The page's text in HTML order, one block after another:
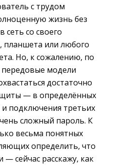
с трудом
жизнь без
со своего
планшета или любого
Но, к сожалению, по
модели
достаточно
— в определённых
подключения третьих
сложный пароль. К
весьма понятных
определить, что
сейчас расскажу, как